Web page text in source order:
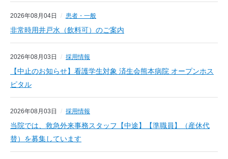
2026年08月04日 患者・一般
非常時用井戸水（飲料可）のご案内
2026年08月03日 採用情報
【中止のお知らせ】看護学生対象 済生会熊本病院 オープンホス
ピタル
2026年08月03日 採用情報
当院では、救急外来事務スタッフ【中途】【準職員】（産休代
替）を募集しています